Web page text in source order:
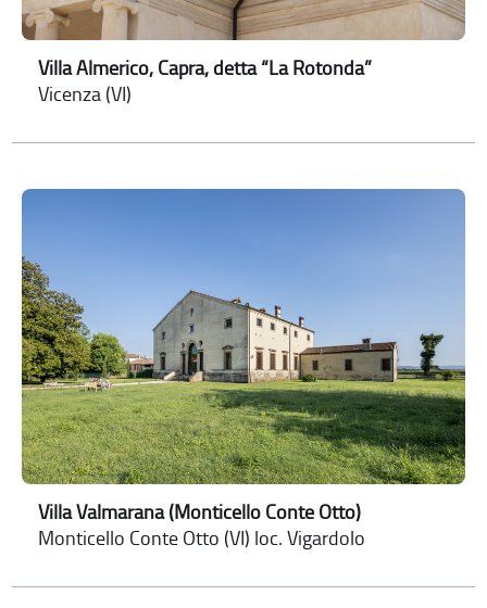
Villa Almerico, Capra, detta “La Rotonda”
Vicenza (VI)
Villa Valmarana (Monticello Conte Otto)
Monticello Conte Otto (VI) loc. Vigardolo